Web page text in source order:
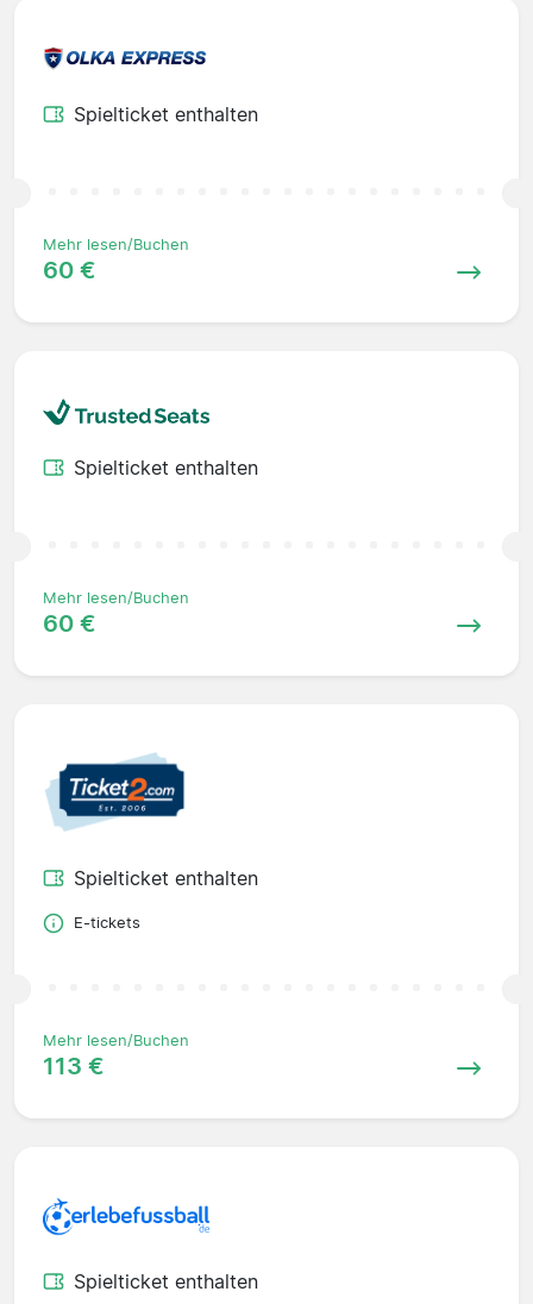
Spielticket enthalten
Mehr lesen/Buchen
60 €
Spielticket enthalten
Mehr lesen/Buchen
60 €
Spielticket enthalten
E-tickets
Mehr lesen/Buchen
113 €
Spielticket enthalten